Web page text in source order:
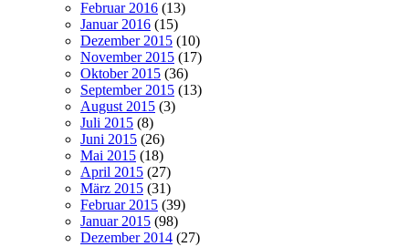
Februar 2016 (13)
Januar 2016 (15)
Dezember 2015 (10)
November 2015 (17)
Oktober 2015 (36)
September 2015 (13)
August 2015 (3)
Juli 2015 (8)
Juni 2015 (26)
Mai 2015 (18)
April 2015 (27)
März 2015 (31)
Februar 2015 (39)
Januar 2015 (98)
Dezember 2014 (27)